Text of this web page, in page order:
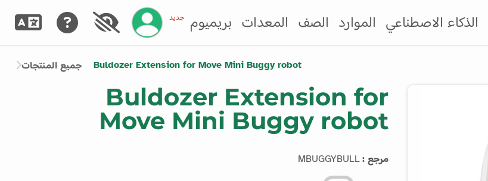
الذكاء الاصطناعي الموارد الصف المعدات بريميوم جديد إدارة حسابك
جميع المنتجات Buldozer Extension for Move Mini Buggy robot
Buldozer Extension for
Move Mini Buggy robot
مرجع :